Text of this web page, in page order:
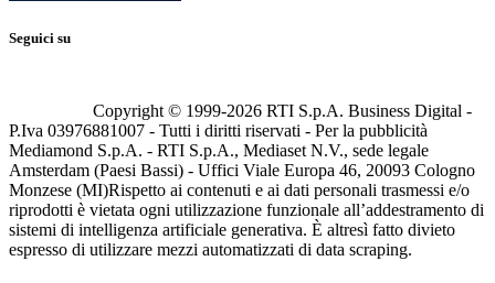
Seguici su
Copyright © 1999-2026 RTI S.p.A. Business Digital -
P.Iva 03976881007 - Tutti i diritti riservati - Per la pubblicità
Mediamond S.p.A. - RTI S.p.A., Mediaset N.V., sede legale
Amsterdam (Paesi Bassi) - Uffici Viale Europa 46, 20093 Cologno
Monzese (MI)Rispetto ai contenuti e ai dati personali trasmessi e/o
riprodotti è vietata ogni utilizzazione funzionale all’addestramento di
sistemi di intelligenza artificiale generativa. È altresì fatto divieto
espresso di utilizzare mezzi automatizzati di data scraping.